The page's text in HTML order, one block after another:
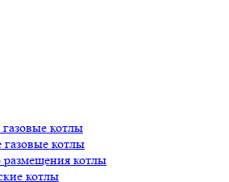
котлы
котлы
котлы
котлы